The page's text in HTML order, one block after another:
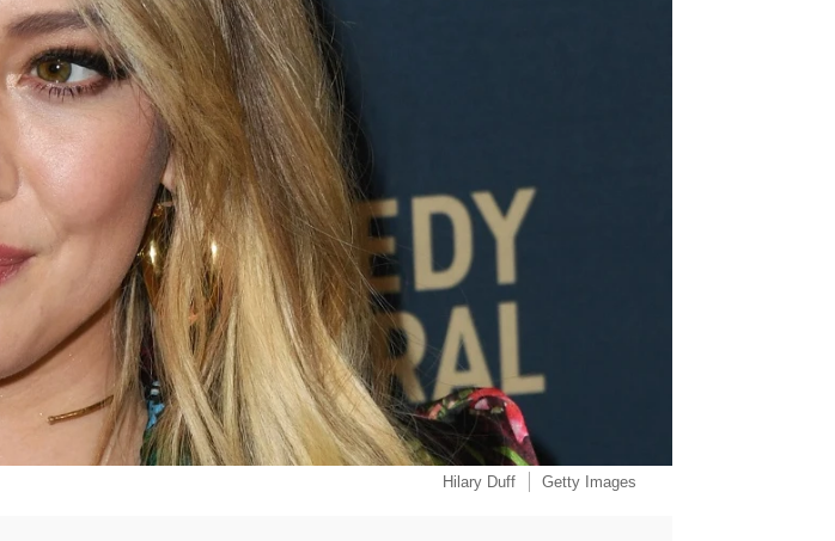
Hilary Duff Getty Images